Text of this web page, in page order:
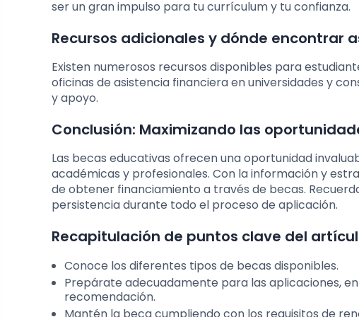
ser un gran impulso para tu currículum y tu confianza.
Recursos adicionales y dónde encontrar
Existen numerosos recursos disponibles para
oficinas de asistencia financiera en universidades y
y apoyo.
Conclusión: Maximizando las
Las becas educativas ofrecen una oportunidad
académicas y profesionales. Con la información y
de obtener financiamiento a través de becas.
persistencia durante todo el proceso de aplicación.
Recapitulación de puntos clave del
Conoce los diferentes tipos de becas disponibles.
Prepárate adecuadamente para las aplicaciones,
recomendación.